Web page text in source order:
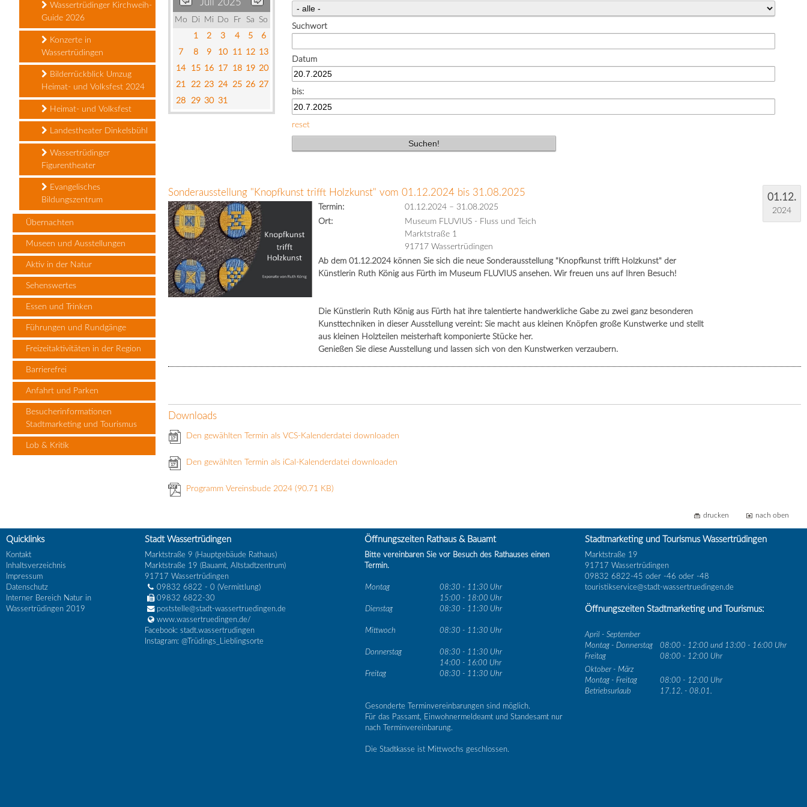
Wassertrüdinger Kirchweih-
Guide 2026
Konzerte in
Wassertrüdingen
Bilderrückblick Umzug
Heimat- und Volksfest 2024
Heimat- und Volksfest
Landestheater Dinkelsbühl
Wassertrüdinger
Figurentheater
Evangelisches
Bildungszentrum
Übernachten
Museen und Ausstellungen
Aktiv in der Natur
Sehenswertes
Essen und Trinken
Führungen und Rundgänge
Freizeitaktivitäten in der Region
Barrierefrei
Anfahrt und Parken
Besucherinformationen
Stadtmarketing und Tourismus
Lob & Kritik
Juli 2025
Mo Di Mi Do Fr Sa
So
1
2 3 4 5
6
7
8 9 10 11 12 13
14
15 16 17 18 19 20
21
22 23 24 25 26 27
28
29 30 31
Suchwort
Datum
bis:
reset
01.12.
2024
Sonderausstellung "Knopfkunst trifft Holzkunst" vom 01.12.2024 bis 31.08.2025
Termin: 01.12.2024– 31.08.2025
Ort:
Museum FLUVIUS - Fluss und Teich
Marktstraße 1
91717 Wassertrüdingen
Ab dem 01.12.2024 können Sie sich die neue Sonderausstellung "Knopfkunst trifft Holzkunst" der
Künstlerin Ruth König aus Fürth im Museum FLUVIUS ansehen. Wir freuen uns auf Ihren Besuch!
Die Künstlerin Ruth König aus Fürth hat ihre talentierte handwerkliche Gabe zu zwei ganz besonderen
Kunsttechniken in dieser Ausstellung vereint: Sie macht aus kleinen Knöpfen große Kunstwerke und stellt
aus kleinen Holzteilen meisterhaft komponierte Stücke her.
Genießen Sie diese Ausstellung und lassen sich von den Kunstwerken verzaubern.
Downloads
Den gewählten Termin als VCS-Kalenderdatei downloaden
Den gewählten Termin als iCal-Kalenderdatei downloaden
Programm Vereinsbude 2024 (90.71 KB)
drucken nach oben
Quicklinks
Kontakt
Inhaltsverzeichnis
Impressum
Datenschutz
Interner Bereich Natur in
Wassertrüdingen 2019
Stadt Wassertrüdingen
Marktstraße 9 (Hauptgebäude Rathaus)
Marktstraße 19 (Bauamt, Altstadtzentrum)
91717 Wassertrüdingen
09832 6822 - 0 (Vermittlung)
09832 6822-30
poststelle@stadt-wassertruedingen.de
www.wassertruedingen.de/
Facebook: stadt.wassertrudingen
Instagram: @Trüdings_Lieblingsorte
Öffnungszeiten Rathaus & Bauamt
Bitte vereinbaren Sie vor Besuch des Rathauses einen
Termin.
Montag
08:30 - 11:30 Uhr
15:00 - 18:00 Uhr
Dienstag
08:30 - 11:30 Uhr
Mittwoch 08:30 - 11:30 Uhr
Donnerstag
08:30 - 11:30 Uhr
14:00 - 16:00 Uhr
Freitag
08:30 - 11:30 Uhr
Gesonderte Terminvereinbarungen sind möglich.
Für das Passamt, Einwohnermeldeamt und Standesamt nur
nach Terminvereinbarung.
Die Stadtkasse ist Mittwochs geschlossen.
Stadtmarketing und Tourismus Wassertrüdingen
Marktstraße 19
91717 Wassertrüdingen
09832 6822-45 oder -46 oder -48
touristikservice@stadt-wassertruedingen.de
Öffnungszeiten Stadtmarketing und Tourismus:
April - September
Montag - Donnerstag
08:00 - 12:00 und 13:00 - 16:00 Uhr
Freitag
08:00 - 12:00 Uhr
Oktober - März
Montag - Freitag
08:00 - 12:00 Uhr
Betriebsurlaub
17.12. - 08.01.